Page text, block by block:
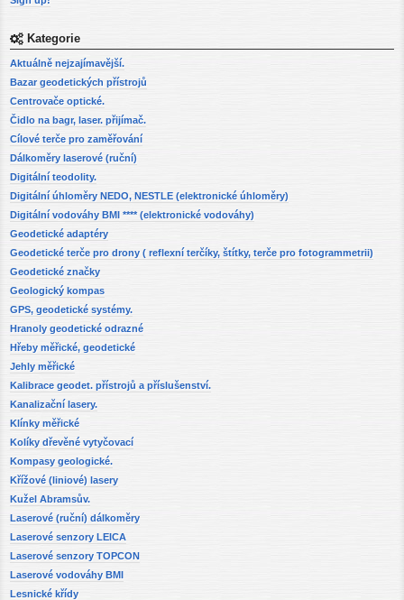
Kategorie
Aktuálně nejzajímavější.
Bazar geodetických přístrojů
Centrovače optické.
Čidlo na bagr, laser. přijímač.
Cílové terče pro zaměřování
Dálkoměry laserové (ruční)
Digitální teodolity.
Digitální úhloměry NEDO, NESTLE (elektronické úhloměry)
Digitální vodováhy BMI **** (elektronické vodováhy)
Geodetické adaptéry
Geodetické terče pro drony ( reflexní terčíky, štítky, terče pro fotogrammetrii)
Geodetické značky
Geologický kompas
GPS, geodetické systémy.
Hranoly geodetické odrazné
Hřeby měřické, geodetické
Jehly měřické
Kalibrace geodet. přístrojů a příslušenství.
Kanalizační lasery.
Klínky měřické
Kolíky dřevěné vytyčovací
Kompasy geologické.
Křížové (liniové) lasery
Kužel Abramsův.
Laserové (ruční) dálkoměry
Laserové senzory LEICA
Laserové senzory TOPCON
Laserové vodováhy BMI
Lesnické křídy